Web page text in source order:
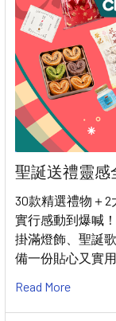
聖誕送禮靈感
30款精選禮物＋2
實行感動到爆喊
掛滿燈飾、聖誕
備一份貼心又實
Read More